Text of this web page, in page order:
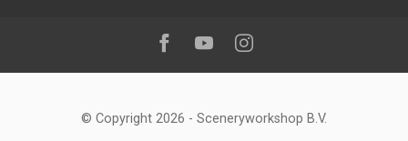
Volg ons op:Facebook
YoutubeInstagram
© Copyright 2026 - Sceneryworkshop B.V.